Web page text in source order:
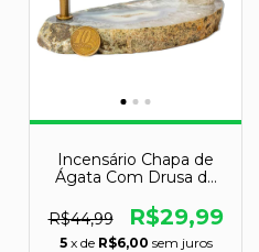
Incensário Chapa de
Ágata Com Drusa de
R$44,99
R$29,99
5 x de R$6,00 sem juros